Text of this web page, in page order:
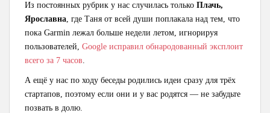
Из постоянных рубрик у нас случилась только Плачь,
Ярославна, где Таня от всей души поплакала над тем, что
пока Garmin лежал больше недели летом, игнорируя
пользователей, Googlе исправил обнародованный эксплоит
всего за 7 часов.
А ещё у нас по ходу беседы родились идеи сразу для трёх
стартапов, поэтому если они и у вас родятся — не забудьте
позвать в долю.